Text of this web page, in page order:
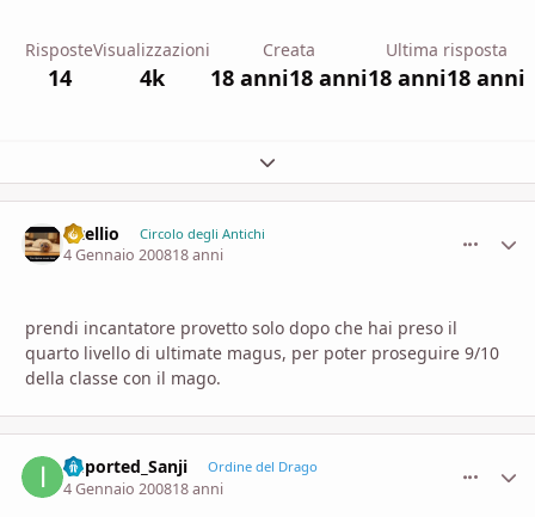
Risposte
14
Visualizzazioni
4k
Creata
18 anni18 anni
Ultima risposta
18 anni18 anni
Espandi panoramica del topic
vitellio Circolo degli Antichi
4 Gennaio 200818 anni
prendi incantatore provetto solo dopo che hai preso il
quarto livello di ultimate magus, per poter proseguire 9/10
della classe con il mago.
imported_Sanji Ordine del Drago
4 Gennaio 200818 anni